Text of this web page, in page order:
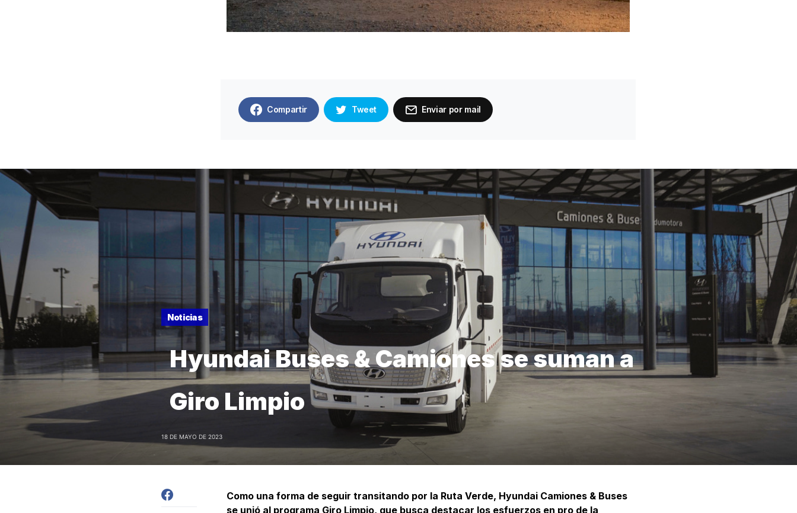
Compartir Tweet Enviar por mail
Noticias
Hyundai Buses & Camiones se suman a
Giro Limpio
18 DE MAYO DE 2023
Como una forma de seguir transitando por la Ruta Verde, Hyundai Camiones & Buses
se unió al programa Giro Limpio, que busca destacar los esfuerzos en pro de la